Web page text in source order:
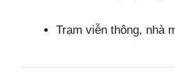
Trạm viễn thông, nhà